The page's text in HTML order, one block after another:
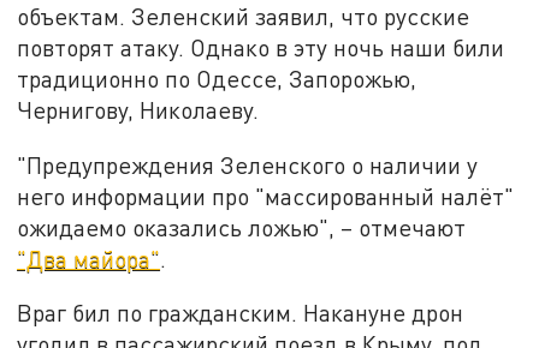
объектам. Зеленский заявил, что русские
повторят атаку. Однако в эту ночь наши били
традиционно по Одессе, Запорожью,
Чернигову, Николаеву.
"Предупреждения Зеленского о наличии у
него информации про "массированный налёт"
ожидаемо оказались ложью", – отмечают
"Два майора"
Враг бил по гражданским. Накануне дрон